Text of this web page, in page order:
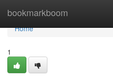
bookmarkboom
Home
Home
1